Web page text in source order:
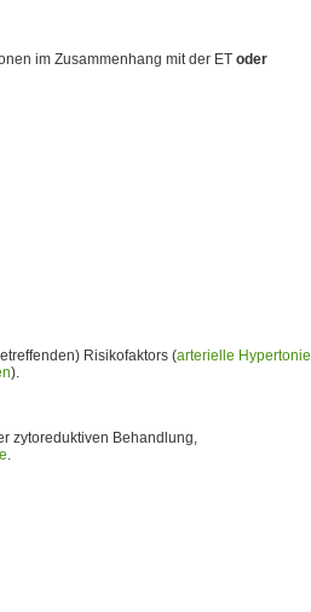
im Zusammenhang mit der ET oder
Risikofaktors (arterielle Hypertonie
).
zytoreduktiven Behandlung,
.